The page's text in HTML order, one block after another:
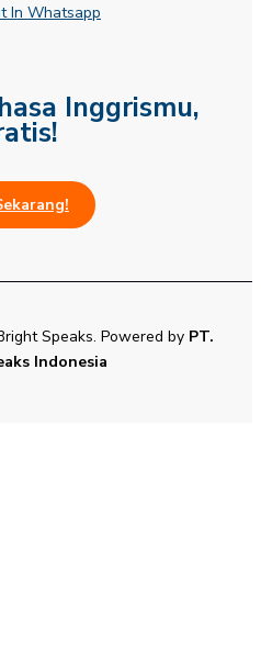
In Whatsapp
Inggrismu,
Speaks. Powered by PT.
Indonesia